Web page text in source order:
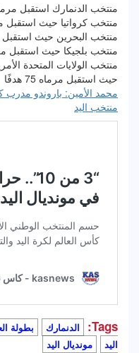
منتخب الدنمارك استقبل مرماه 49
منتخب كرواتيا حيث استقبل مرماه
منتخب البحرين حيث استقبل مرماه
منتخب بلجيكا حيث استقبل مرماه
منتخب الولايات المتحدة
حيث استقبل مرماه 75 هدفًا
محمد الأمين: باروندو مدرب
منتخب اليد
Tags: الدنمارك بطولة
اليد
مونديال اليد